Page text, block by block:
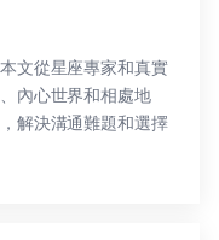
文從星座專家和真實
內心世界和相處地
解決溝通難題和選擇